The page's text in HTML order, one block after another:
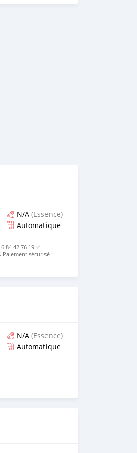
N/A (Essence)
Automatique
84 42 76 19 ✅
sécurisé :
compris
N/A (Essence)
Automatique